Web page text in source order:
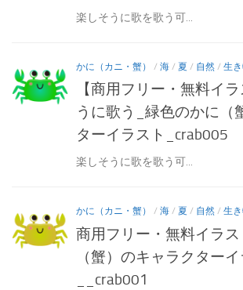
楽しそうに歌を歌う可...
かに（カニ・蟹） / 海 / 夏 / 自然 / 生
【商用フリー・無料イ
うに歌う_緑色のかに（
ターイラスト_crab005
楽しそうに歌を歌う可...
かに（カニ・蟹） / 海 / 夏 / 自然 / 生
商用フリー・無料イラ
（蟹）のキャラクター
__crab001